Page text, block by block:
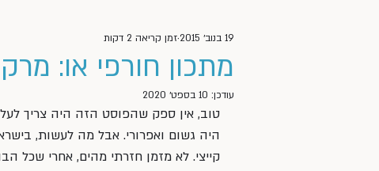
מתכון חורפי או:
19 בנוב׳ 2015 זמן קריאה 2 דקות
עודכן: 10 בספט׳ 2020
טוב, אין ספק שהפוסט הזה היה צריך
היה גשום ואפרורי. אבל מה לעשות,
קייצי. לא מזמן חזרתי מהים, אחרי שכל